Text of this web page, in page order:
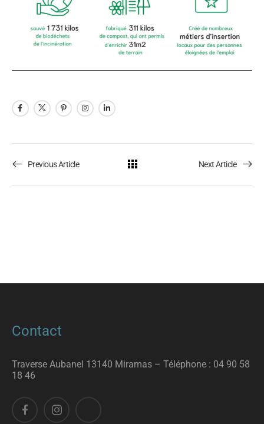
Previous Article Next Article
Contact
Traverse Aubanel 13140 Miramas – Téléphone : 04 90 58
18 46